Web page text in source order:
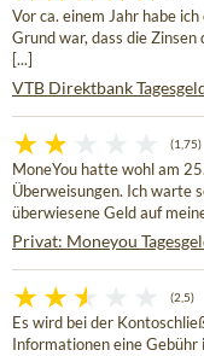
Vor ca. einem Jahr habe
Grund war, dass die
[...]
VTB Direktbank
(1,75)
MoneYou hatte wohl am
Überweisungen. Ich warte
überwiesene Geld auf
Privat: Moneyou
(2,5)
Es wird bei der
Informationen eine